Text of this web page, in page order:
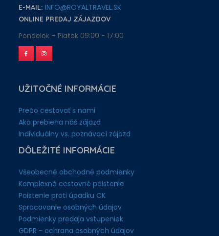
E-MAIL: INFO@ROYALTRAVEL.SK
ONLINE PREDAJ ZÁJAZDOV
Pondelok – Piatok 09:00 - 17:00
UŽITOČNÉ INFORMÁCIE
Prečo cestovať s nami
Ako prebieha náš zájazd
Individuálny vs. poznávací zájazd
DÔLEŽITÉ INFORMÁCIE
Všeobecné obchodné podmienky
Komplexné cestovné poistenie
Poistenie proti úpadku CK
Spracovanie osobných údajov
Podmienky predaja vstupeniek
GDPR - ochrana osobných údajov